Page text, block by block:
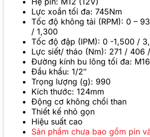
Lực xoắn tối đa: 745Nm
Tốc độ không tải (RPM): 0 –
/ 1,300
Tốc độ đập (IPM): 0 -1,500 /
Lực siết/ tháo (Nm): 271 / 406
Đường kính bu lông tối đa: M16
Đầu khẩu: 1/2″
Trọng lượng (g): 990
Kích thước: 124mm
Động cơ không chổi than
Thiết kế nhỏ gọn
Hiệu suất cao
Sản phẩm chưa bao gồm pin